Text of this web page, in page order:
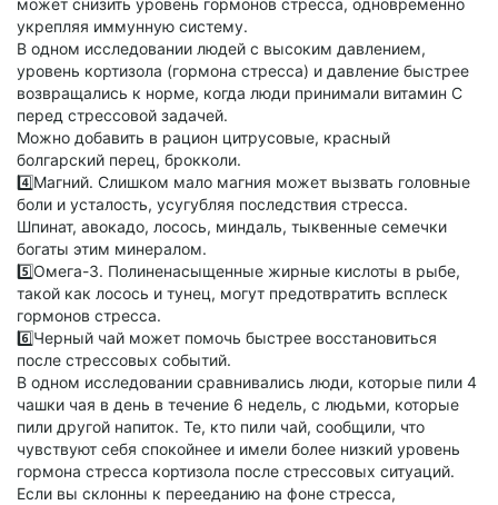
может снизить уровень гормонов стресса, одновременно
укрепляя иммунную систему.
В одном исследовании людей с высоким давлением,
уровень кортизола (гормона стресса) и давление быстрее
возвращались к норме, когда люди принимали витамин С
перед стрессовой задачей.
Можно добавить в рацион цитрусовые, красный
болгарский перец, брокколи.
4️⃣Магний. Слишком мало магния может вызвать головные
боли и усталость, усугубляя последствия стресса.
Шпинат, авокадо, лосось, миндаль, тыквенные семечки
богаты этим минералом.
5️⃣Омега-3. Полиненасыщенные жирные кислоты в рыбе,
такой как лосось и тунец, могут предотвратить всплеск
гормонов стресса.
6️⃣Черный чай может помочь быстрее восстановиться
после стрессовых событий.
В одном исследовании сравнивались люди, которые пили 4
чашки чая в день в течение 6 недель, с людьми, которые
пили другой напиток. Те, кто пили чай, сообщили, что
чувствуют себя спокойнее и имели более низкий уровень
гормона стресса кортизола после стрессовых ситуаций.
Если вы склонны к перееданию на фоне стресса,